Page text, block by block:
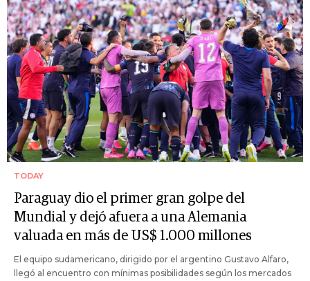
TODAY
Paraguay dio el primer gran golpe del
Mundial y dejó afuera a una Alemania
valuada en más de US$ 1.000 millones
El equipo sudamericano, dirigido por el argentino Gustavo Alfaro,
llegó al encuentro con mínimas posibilidades según los mercados